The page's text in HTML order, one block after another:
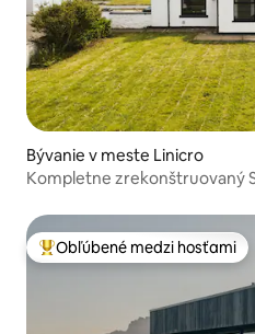
Bývanie v meste Linicro
Kompletne zrekonštruovaný
Najobľúbenejšie medzi hosťami
Obľúbené medzi hosťami